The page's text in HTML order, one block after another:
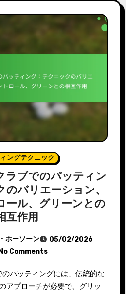
ングテクニック
ラブでのパッティン
バリエーション、
ール、グリーンとの
互作用
ホーソーン
05/02/2026
No Comments
アプローチが必要で、グリッ